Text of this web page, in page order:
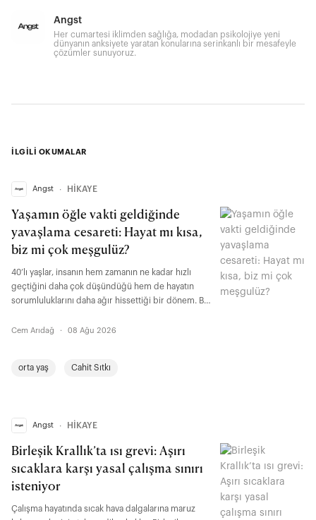
Angst
Her cumartesi iklimden sağlığa, modadan psikolojiye yeni
dünyanın anksiyete yaratan konularına serinkanlı bir mesafeyle
çözümler sunuyoruz.
İLGİLİ OKUMALAR
Angst ∙ HİKAYE
Yaşamın öğle vakti geldiğinde
yavaşlama cesareti: Hayat mı kısa,
biz mi çok meşgulüz?
40’lı yaşlar, insanın hem zamanın ne kadar hızlı
geçtiğini daha çok düşündüğü hem de hayatın
sorumluluklarını daha ağır hissettiği bir dönem. Bir
gürültüyü azaltmak isterken diğer yandan sürekli
yalnızca kişisel bir kriz olmadığını; yaş alma, zaman
Cem Arıdağ · 08 Ağu 2026
orta yaş Cahit Sıtkı
Angst ∙ HİKAYE
Birleşik Krallık’ta ısı grevi: Aşırı
sıcaklara karşı yasal çalışma sınırı
isteniyor
Çalışma hayatında sıcak hava dalgalarına maruz